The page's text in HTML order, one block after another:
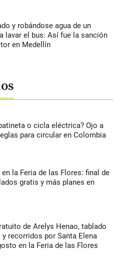
y robándose agua de un
lavar el bus: Así fue la sanción
en Medellín
o cicla eléctrica? Ojo a
para circular en Colombia
la Feria de las Flores: final de
gratis y más planes en
de Arelys Henao, tablado
y recorridos por Santa Elena
en la Feria de las Flores